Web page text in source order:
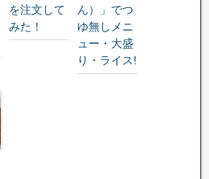
を注文して
みた！
ん）」でつ
ゆ無しメニ
ュー・大盛
り・ライス!